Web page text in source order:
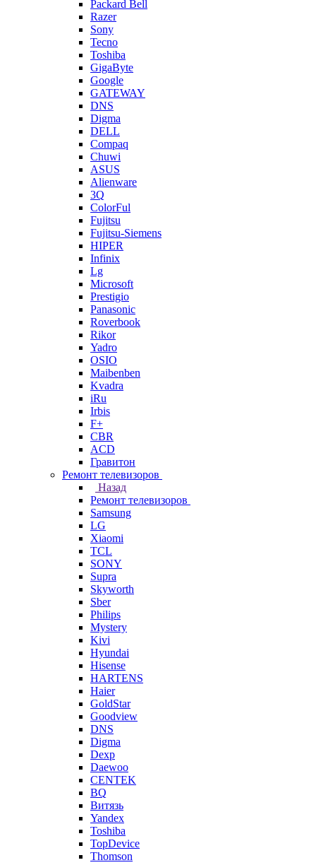
Packard Bell
Razer
Sony
Tecno
Toshiba
GigaByte
Google
GATEWAY
DNS
Digma
DELL
Compaq
Chuwi
ASUS
Alienware
3Q
ColorFul
Fujitsu
Fujitsu-Siemens
HIPER
Infinix
Lg
Microsoft
Prestigio
Panasonic
Roverbook
Rikor
Yadro
OSIO
Maibenben
Kvadra
iRu
Irbis
F+
CBR
ACD
Гравитон
Ремонт телевизоров
Назад
Ремонт телевизоров
Samsung
LG
Xiaomi
TCL
SONY
Supra
Skyworth
Sber
Philips
Mystery
Kivi
Hyundai
Hisense
HARTENS
Haier
GoldStar
Goodview
DNS
Digma
Dexp
Daewoo
CENTEK
BQ
Витязь
Yandex
Toshiba
TopDevice
Thomson